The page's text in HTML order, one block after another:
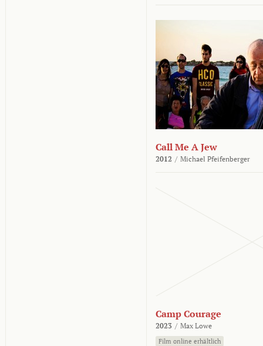
Call Me A Jew
2012 / Michael Pfeifenberger
Camp Courage
2023 / Max Lowe
Film online erhältlich